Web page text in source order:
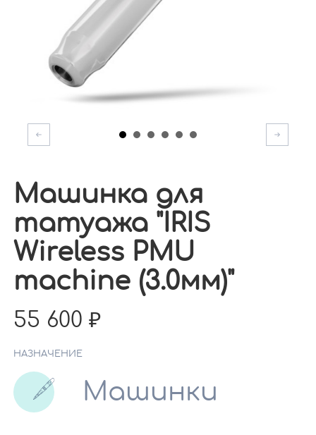
Машинка для
татуажа "IRIS
Wireless PMU
machine (3.0мм)"
55 600
НАЗНАЧЕНИЕ
Машинки